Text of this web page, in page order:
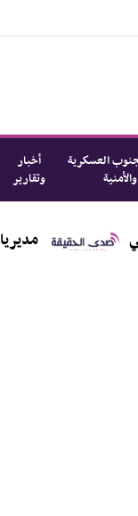
العسكرية
والأمنية
أخبار
وتقارير
محافظة أبين